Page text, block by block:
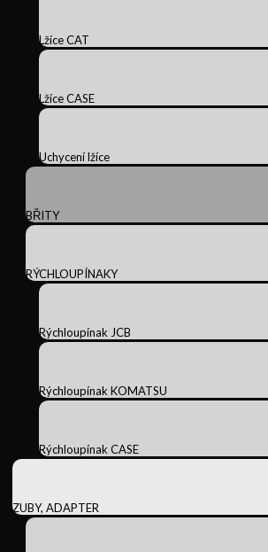
Lžíce CAT
Lžíce CASE
Uchycení lžíce
BŘITY
RÝCHLOUPÍNAKY
Rýchloupínak JCB
Rýchloupínak KOMATSU
Rýchloupínak CASE
ZUBY, ADAPTER